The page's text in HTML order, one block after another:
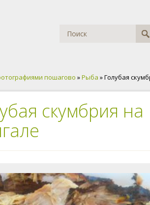
пошагово »Рыба » Голубая
скумбрия на